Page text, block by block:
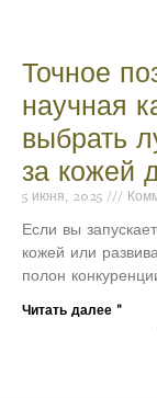
Точное
научная
выбрать
за кожей
5 июня, 2025
Если вы
кожей или
полон
Читать далее "